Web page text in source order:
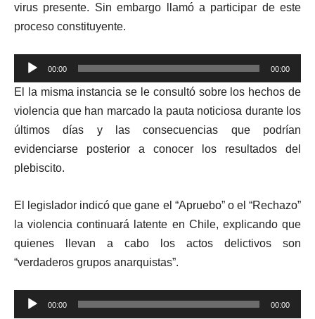
virus presente. Sin embargo llamó a participar de este
proceso constituyente.
Reproductor
de
audio
00:00 00:00
El la misma instancia se le consultó sobre los hechos de
violencia que han marcado la pauta noticiosa durante los
últimos días y las consecuencias que podrían
evidenciarse posterior a conocer los resultados del
plebiscito.
El legislador indicó que gane el “Apruebo” o el “Rechazo”
la violencia continuará latente en Chile, explicando que
quienes llevan a cabo los actos delictivos son
“verdaderos grupos anarquistas”.
Reproductor
00:00 00:00